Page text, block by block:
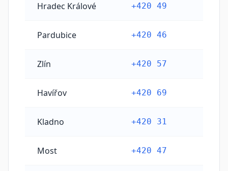
Hradec Králové +420 49
Pardubice +420 46
Zlín +420 57
Havířov +420 69
Kladno +420 31
Most +420 47